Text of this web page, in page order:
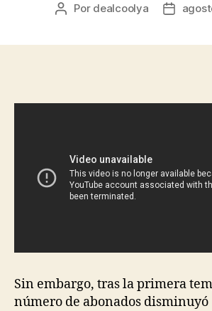
Autor
Por dealcoolya
Fecha
Sin embargo, tras la primera
número de abonados disminuyó